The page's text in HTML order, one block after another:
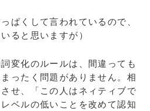
ぱくして言われているので、
ると思いますが）
変化のルールは、間違っても
ったく問題がありません。相
せ、「この人はネィティブで
ベルの低いことを改めて認知